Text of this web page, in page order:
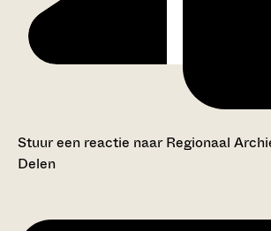
Stuur een reactie naar Regionaal
Delen